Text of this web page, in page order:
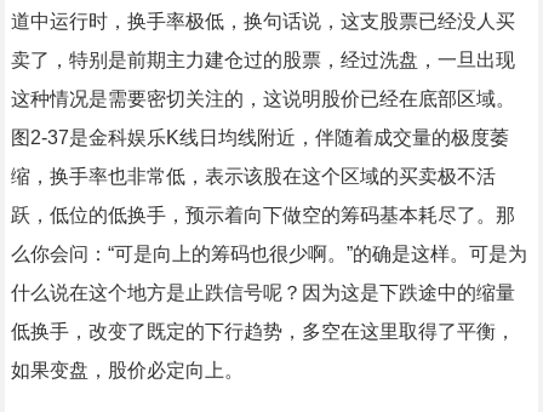
道中运行时，换手率极低，换句话说，这支股票已经没人买
卖了，特别是前期主力建仓过的股票，经过洗盘，一旦出现
这种情况是需要密切关注的，这说明股价已经在底部区域。
图2-37是金科娱乐K线日均线附近，伴随着成交量的极度萎
缩，换手率也非常低，表示该股在这个区域的买卖极不活
跃，低位的低换手，预示着向下做空的筹码基本耗尽了。那
么你会问：“可是向上的筹码也很少啊。”的确是这样。可是为
什么说在这个地方是止跌信号呢？因为这是下跌途中的缩量
低换手，改变了既定的下行趋势，多空在这里取得了平衡，
如果变盘，股价必定向上。